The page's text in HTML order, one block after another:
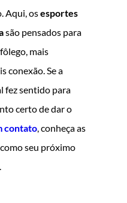
Aqui, osesportes
são pensados para
mais
conexão. Se a
fez sentido para
certo de dar o
contato, conheça as
seu próximo